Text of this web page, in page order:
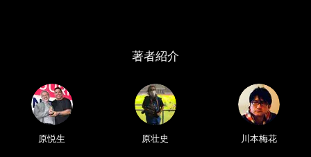
著者紹介
原悦生 原壮史 川本梅花